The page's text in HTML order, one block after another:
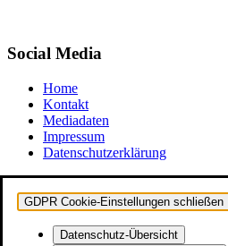
Social Media
Home
Kontakt
Mediadaten
Impressum
Datenschutzerklärung
GDPR Cookie-Einstellungen schließen
Datenschutz-Übersicht